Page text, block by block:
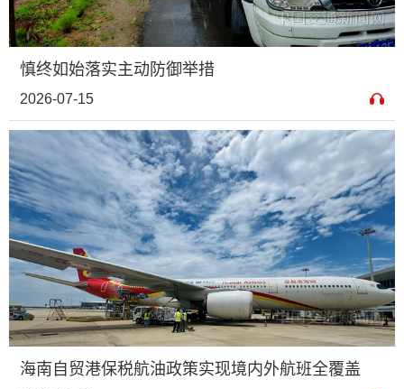
慎终如始落实主动防御举措
2026-07-15
海南自贸港保税航油政策实现境内外航班全覆盖